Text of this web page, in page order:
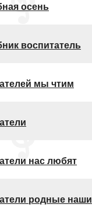
осень
воспитатель
мы чтим
нас любят
родные наши